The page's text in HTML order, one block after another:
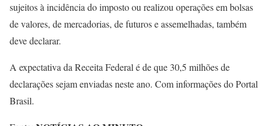
sujeitos à incidência do imposto ou realizou operações em bolsas
de valores, de mercadorias, de futuros e assemelhadas, também
deve declarar.
A expectativa da Receita Federal é de que 30,5 milhões de
declarações sejam enviadas neste ano. Com informações do Portal
Brasil.